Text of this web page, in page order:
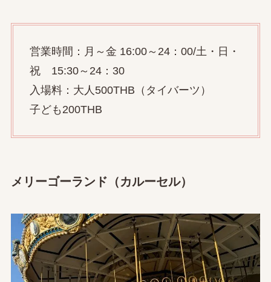
営業時間：月～金 16:00～24：00/土・日・
祝 15:30～24：30
入場料：大人500THB（タイバーツ）
子ども200THB
メリーゴーランド（カルーセル）